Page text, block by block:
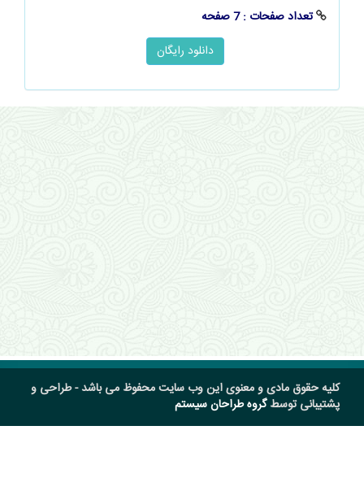
تعداد صفحات : 7 صفحه
کلیه حقوق مادی و معنوی این وب سایت محفوظ می باشد - طراحی و
پشتیبانی توسطگروه طراحان سیستم